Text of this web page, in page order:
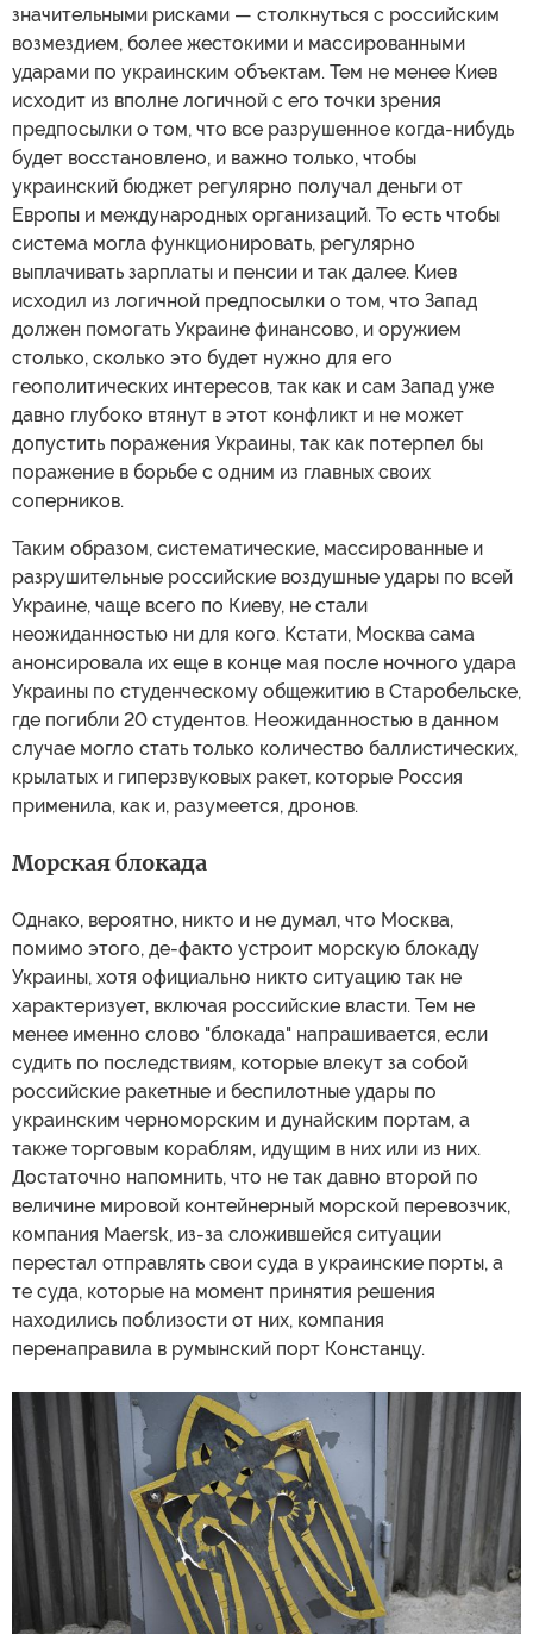
значительными рисками — столкнуться с российским
возмездием, более жестокими и массированными
ударами по украинским объектам. Тем не менее Киев
исходит из вполне логичной с его точки зрения
предпосылки о том, что все разрушенное когда-нибудь
будет восстановлено, и важно только, чтобы
украинский бюджет регулярно получал деньги от
Европы и международных организаций. То есть чтобы
система могла функционировать, регулярно
выплачивать зарплаты и пенсии и так далее. Киев
исходил из логичной предпосылки о том, что Запад
должен помогать Украине финансово, и оружием
столько, сколько это будет нужно для его
геополитических интересов, так как и сам Запад уже
давно глубоко втянут в этот конфликт и не может
допустить поражения Украины, так как потерпел бы
поражение в борьбе с одним из главных своих
соперников.
Таким образом, систематические, массированные и
разрушительные российские воздушные удары по всей
Украине, чаще всего по Киеву, не стали
неожиданностью ни для кого. Кстати, Москва сама
анонсировала их еще в конце мая после ночного удара
Украины по студенческому общежитию в Старобельске,
где погибли 20 студентов. Неожиданностью в данном
случае могло стать только количество баллистических,
крылатых и гиперзвуковых ракет, которые Россия
применила, как и, разумеется, дронов.
Морская блокада
Однако, вероятно, никто и не думал, что Москва,
помимо этого, де-факто устроит морскую блокаду
Украины, хотя официально никто ситуацию так не
характеризует, включая российские власти. Тем не
менее именно слово "блокада" напрашивается, если
судить по последствиям, которые влекут за собой
российские ракетные и беспилотные удары по
украинским черноморским и дунайским портам, а
также торговым кораблям, идущим в них или из них.
Достаточно напомнить, что не так давно второй по
величине мировой контейнерный морской перевозчик,
компания Maersk, из-за сложившейся ситуации
перестал отправлять свои суда в украинские порты, а
те суда, которые на момент принятия решения
находились поблизости от них, компания
перенаправила в румынский порт Констанцу.